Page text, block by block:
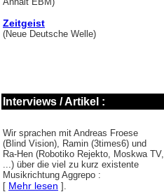
Zeitgeist
(Neue Deutsche Welle)
Interviews / Artikel :
Wir sprachen mit Andreas Froese
(Blind Vision), Ramin (3times6) und
Ra-Hen (Robotiko Rejekto, Moskwa TV,
...) über die viel zu kurz existente
Musikrichtung Aggrepo :
[ Mehr lesen ].